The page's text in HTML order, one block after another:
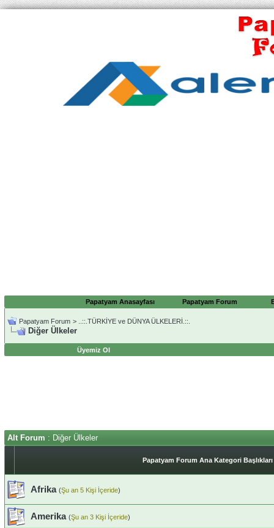
Papatyam Anasayfası Papatyam Forum
Papatyam Forum > ..::.TÜRKİYE ve DÜNYA ÜLKELERİ.::.
Diğer Ülkeler
Üyemiz Ol
Alt Forum : Diğer Ülkeler
Papatyam Forum Ana Kategori Başlıkları
Afrika (Şu an 5 Kişi İçeride)
Amerika (Şu an 3 Kişi İçeride)